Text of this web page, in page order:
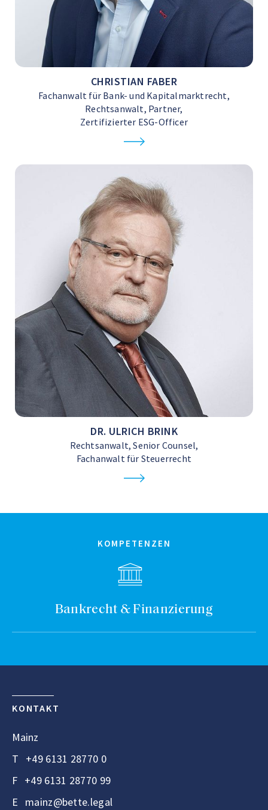
CHRISTIAN FABER
Fachanwalt für Bank- und Kapitalmarktrecht,
Rechtsanwalt, Partner,
Zertifizierter ESG-Officer
DR. ULRICH BRINK
Rechtsanwalt, Senior Counsel,
Fachanwalt für Steuerrecht
KOMPETENZEN
Bankrecht & Finanzierung
KONTAKT
Mainz
T +49 6131 28770 0
F +49 6131 28770 99
E mainz@bette.legal